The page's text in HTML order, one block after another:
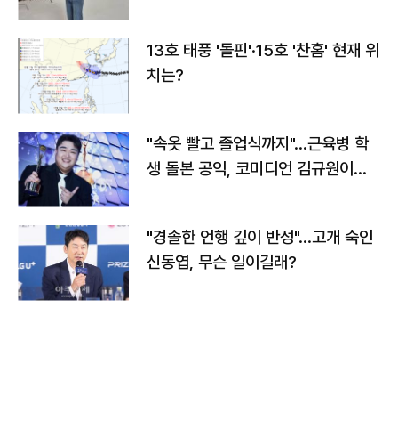
13호 태풍 '돌핀'·15호 '찬홈' 현재 위
치는?
"속옷 빨고 졸업식까지"…근육병 학
생 돌본 공익, 코미디언 김규원이었
"경솔한 언행 깊이 반성"…고개 숙인
신동엽, 무슨 일이길래?